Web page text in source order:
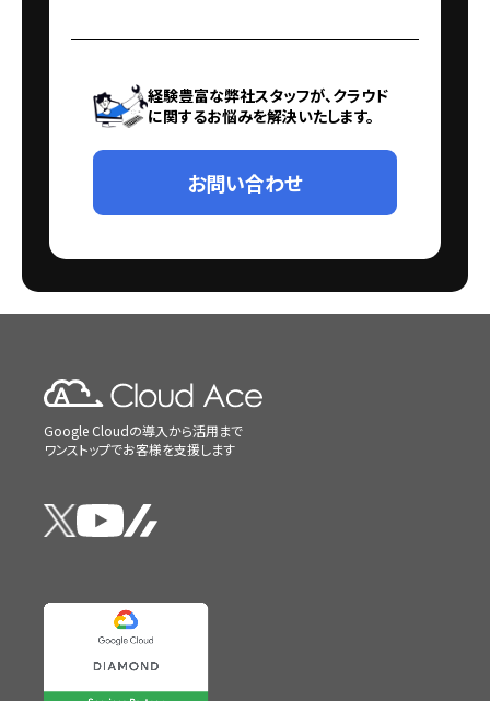
経験豊富な弊社スタッフが、クラウド
に関するお悩みを解決いたします。
お問い合わせ
Google Cloudの導入から活用まで
ワンストップでお客様を支援します